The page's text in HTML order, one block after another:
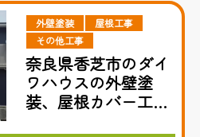
外壁塗装
屋根工事
その他工事
奈良県香芝市のダイ
ワハウスの外壁塗
装、屋根カバー工事